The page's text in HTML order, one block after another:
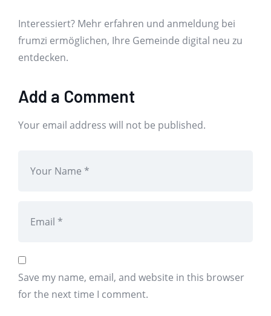
Interessiert? Mehr erfahren und anmeldung bei
frumzi ermöglichen, Ihre Gemeinde digital neu zu
entdecken.
Add a Comment
Your email address will not be published.
Save my name, email, and website in this browser
for the next time I comment.